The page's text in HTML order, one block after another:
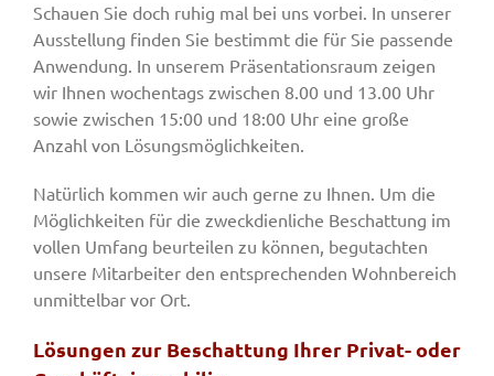
Schauen Sie doch ruhig mal bei uns vorbei. In unserer
Ausstellung finden Sie bestimmt die für Sie passende
Anwendung. In unserem Präsentationsraum zeigen
wir Ihnen wochentags zwischen 8.00 und 13.00 Uhr
sowie zwischen 15:00 und 18:00 Uhr eine große
Anzahl von Lösungsmöglichkeiten.
Natürlich kommen wir auch gerne zu Ihnen. Um die
Möglichkeiten für die zweckdienliche Beschattung im
vollen Umfang beurteilen zu können, begutachten
unsere Mitarbeiter den entsprechenden Wohnbereich
unmittelbar vor Ort.
Lösungen zur Beschattung Ihrer Privat- oder